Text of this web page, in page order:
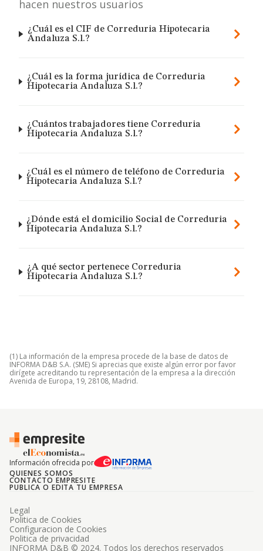
hacen nuestros usuarios
¿Cuál es el CIF de Correduria Hipotecaria
Andaluza S.l.?
¿Cuál es la forma jurídica de Correduria
Hipotecaria Andaluza S.l.?
¿Cuántos trabajadores tiene Correduria
Hipotecaria Andaluza S.l.?
¿Cuál es el número de teléfono de Correduria
Hipotecaria Andaluza S.l.?
¿Dónde está el domicilio Social de Correduria
Hipotecaria Andaluza S.l.?
¿A qué sector pertenece Correduria
Hipotecaria Andaluza S.l.?
(1) La información de la empresa procede de la base de datos de
INFORMA D&B S.A. (SME) Si aprecias que existe algún error por favor
dirígete acreditando tu representación de la empresa a la dirección
Avenida de Europa, 19, 28108, Madrid.
Información ofrecida por
QUIENES SOMOS
CONTACTO EMPRESITE
PUBLICA O EDITA TU EMPRESA
INFORMA D&B © 2024. Todos los derechos reservados
Legal
Politica de Cookies
Configuracion de Cookies
Politica de privacidad